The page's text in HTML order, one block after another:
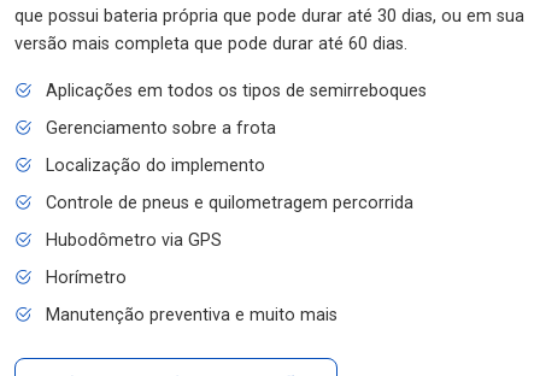
que possui bateria própria que pode durar até 30 dias, ou em sua
versão mais completa que pode durar até 60 dias.
Aplicações em todos os tipos de semirreboques
Gerenciamento sobre a frota
Localização do implemento
Controle de pneus e quilometragem percorrida
Hubodômetro via GPS
Horímetro
Manutenção preventiva e muito mais